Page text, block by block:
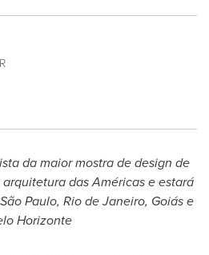
da maior mostra de design de
das Américas e estará
Paulo, Rio de Janeiro, Goiás e
Horizonte